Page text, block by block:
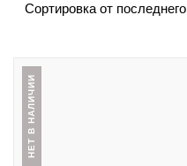
Сортировка от последнего
НЕТ В НАЛИЧИИ